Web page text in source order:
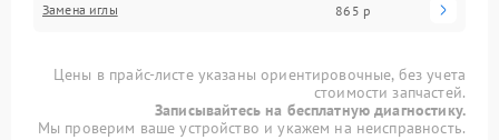
Замена иглы 865 р
Цены в прайс-листе указаны ориентировочные, без учета
стоимости запчастей.
Записывайтесь на бесплатную диагностику.
Мы проверим ваше устройство и укажем на неисправность.